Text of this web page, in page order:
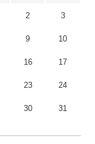
2 3
9 10
16 17
23 24
30 31